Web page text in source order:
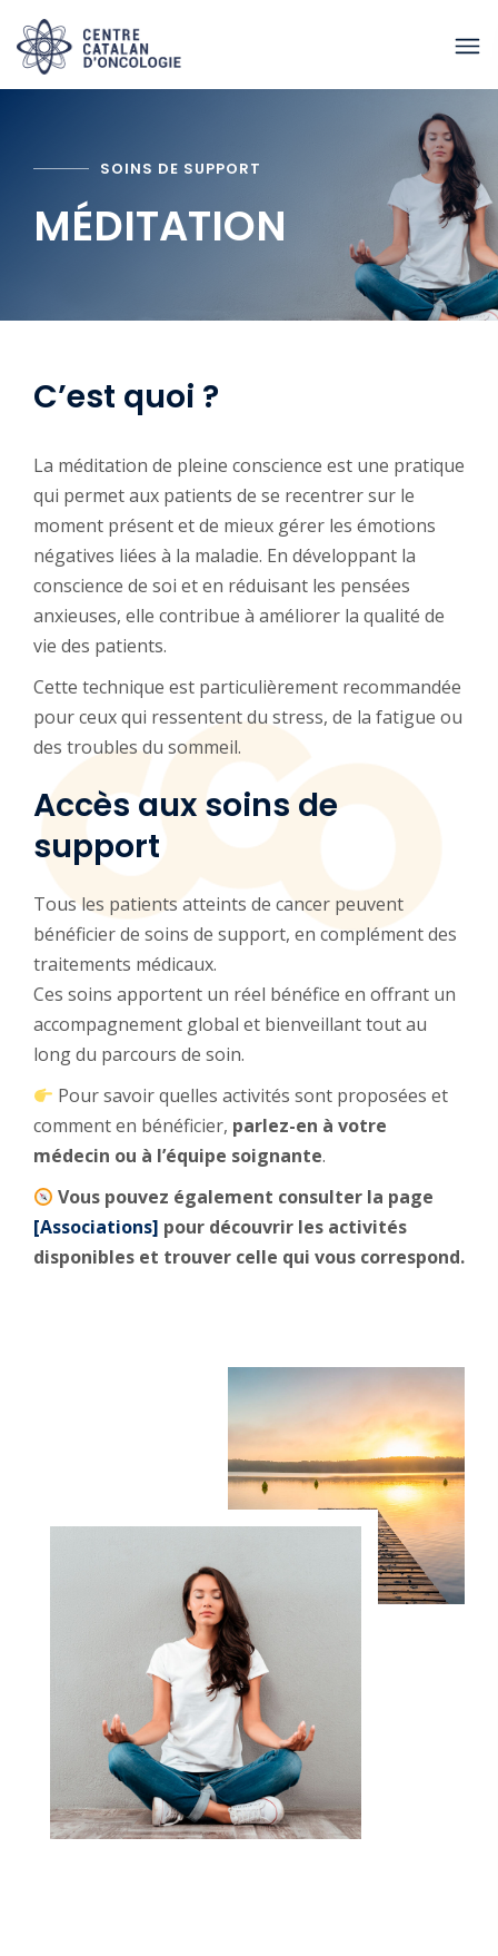
SOINS DE SUPPORT
MÉDITATION
C’est quoi ?
La méditation de pleine conscience est une pratique
qui permet aux patients de se recentrer sur le
moment présent et de mieux gérer les émotions
négatives liées à la maladie. En développant la
conscience de soi et en réduisant les pensées
anxieuses, elle contribue à améliorer la qualité de
vie des patients.
Cette technique est particulièrement recommandée
pour ceux qui ressentent du stress, de la fatigue ou
des troubles du sommeil.
Accès aux soins de
support
Tous les patients atteints de cancer peuvent
bénéficier de soins de support, en complément des
traitements médicaux.
Ces soins apportent un réel bénéfice en offrant un
accompagnement global et bienveillant tout au
long du parcours de soin.
Pour savoir quelles activités sont proposées et
comment en bénéficier, parlez-en à votre
médecin ou à l’équipe soignante.
Vous pouvez également consulter la page
[Associations] pour découvrir les activités
disponibles et trouver celle qui vous correspond.